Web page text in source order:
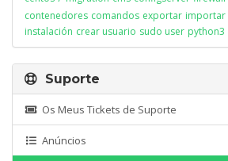
contenedores comandos exportar importar
instalación crear usuario sudo user python3
Suporte
Os Meus Tickets de Suporte
Anúncios